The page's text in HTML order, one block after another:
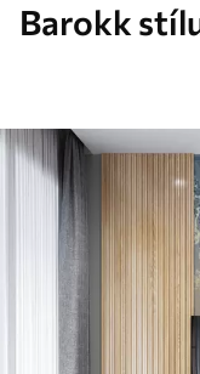
Barokk